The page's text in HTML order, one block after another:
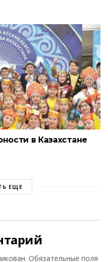
в Казахстане
ЕЩЕ
Обязательные поля